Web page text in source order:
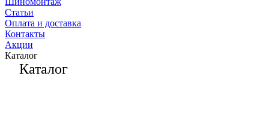
Статьи
Оплата и доставка
Контакты
Акции
Каталог
Каталог